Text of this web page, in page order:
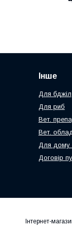
Інше
Для бджіл
Для риб
Вет.
Вет.
Для дому
Договір